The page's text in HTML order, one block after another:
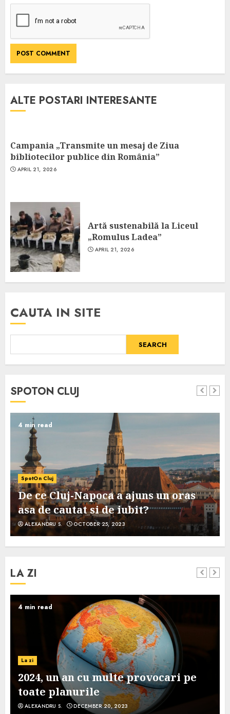
ALTE POSTARI INTERESANTE
Campania „Transmite un mesaj de Ziua
bibliotecilor publice din România”
APRIL 21, 2026
Artă sustenabilă la Liceul
„Romulus Ladea”
APRIL 21, 2026
CAUTA IN SITE
SEARCH
SPOTON CLUJ
4 min read
SpotOn Cluj
De ce Cluj-Napoca a ajuns un oras
asa de cautat si de iubit?
ALEXANDRU S. OCTOBER 25, 2023
LA ZI
4 min read
La zi
2024, un an cu multe provocari pe
toate planurile
ALEXANDRU S. DECEMBER 20, 2023